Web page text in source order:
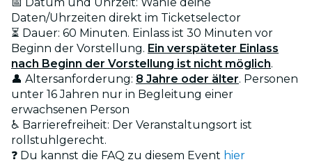
Daten/Uhrzeiten direkt im Ticketselector
⏳ Dauer: 60 Minuten. Einlass ist 30 Minuten vor
Beginn der Vorstellung. Ein verspäteter Einlass
nach Beginn der Vorstellung ist nicht möglich.
👤 Altersanforderung: 8 Jahre oder älter. Personen
unter 16 Jahren nur in Begleitung einer
erwachsenen Person
♿ Barrierefreiheit: Der Veranstaltungsort ist
rollstuhlgerecht.
❓ Du kannst die FAQ zu diesem Event hier